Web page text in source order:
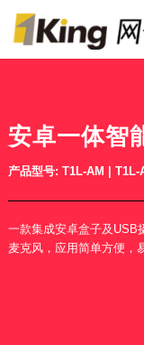
安卓一体智
产品型号: T1L-AM | T1L-
一款集成安卓盒子及USB
麦克风，应用简单方便，